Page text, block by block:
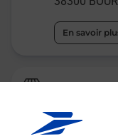
En savoir
Relais